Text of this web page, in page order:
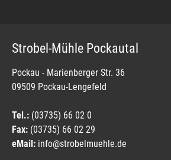
Strobel-Mühle Pockautal
Pockau - Marienberger Str. 36
09509 Pockau-Lengefeld
Tel.: (03735) 66 02 0
Fax: (03735) 66 02 29
eMail: info@strobelmuehle.de